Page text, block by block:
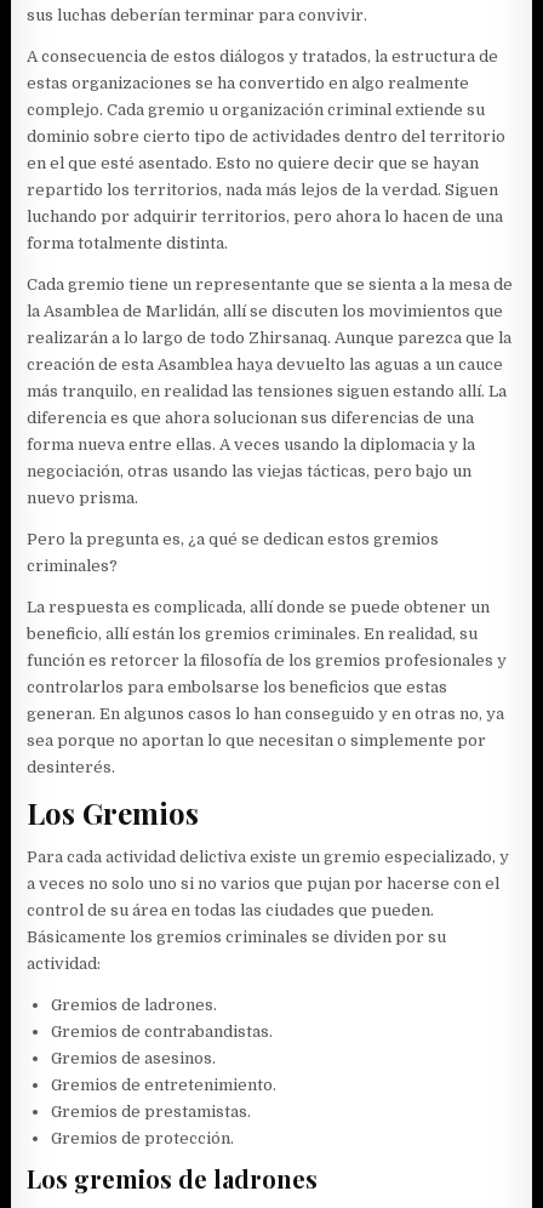
sus luchas deberían terminar para convivir.
A consecuencia de estos diálogos y tratados, la estructura de
estas organizaciones se ha convertido en algo realmente
complejo. Cada gremio u organización criminal extiende su
dominio sobre cierto tipo de actividades dentro del territorio
en el que esté asentado. Esto no quiere decir que se hayan
repartido los territorios, nada más lejos de la verdad. Siguen
luchando por adquirir territorios, pero ahora lo hacen de una
forma totalmente distinta.
Cada gremio tiene un representante que se sienta a la mesa de
la Asamblea de Marlidán, allí se discuten los movimientos que
realizarán a lo largo de todo Zhirsanaq. Aunque parezca que la
creación de esta Asamblea haya devuelto las aguas a un cauce
más tranquilo, en realidad las tensiones siguen estando allí. La
diferencia es que ahora solucionan sus diferencias de una
forma nueva entre ellas. A veces usando la diplomacia y la
negociación, otras usando las viejas tácticas, pero bajo un
nuevo prisma.
Pero la pregunta es, ¿a qué se dedican estos gremios
criminales?
La respuesta es complicada, allí donde se puede obtener un
beneficio, allí están los gremios criminales. En realidad, su
función es retorcer la filosofía de los gremios profesionales y
controlarlos para embolsarse los beneficios que estas
generan. En algunos casos lo han conseguido y en otras no, ya
sea porque no aportan lo que necesitan o simplemente por
desinterés.
Los Gremios
Para cada actividad delictiva existe un gremio especializado, y
a veces no solo uno si no varios que pujan por hacerse con el
control de su área en todas las ciudades que pueden.
Básicamente los gremios criminales se dividen por su
actividad:
Gremios de ladrones.
Gremios de contrabandistas.
Gremios de asesinos.
Gremios de entretenimiento.
Gremios de prestamistas.
Gremios de protección.
Los gremios de ladrones